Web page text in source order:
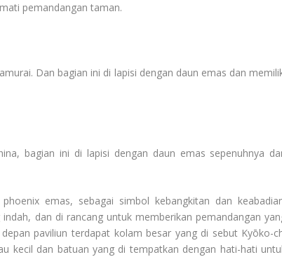
pemandangan taman.
Dan bagian ini di lapisi dengan daun emas dan
bagian ini di lapisi dengan daun emas sepenuhnya
emas, sebagai simbol kebangkitan dan
dan di rancang untuk memberikan pemandangan
paviliun terdapat kolam besar yang di sebut Kyōko-
kecil dan batuan yang di tempatkan dengan hati-hati